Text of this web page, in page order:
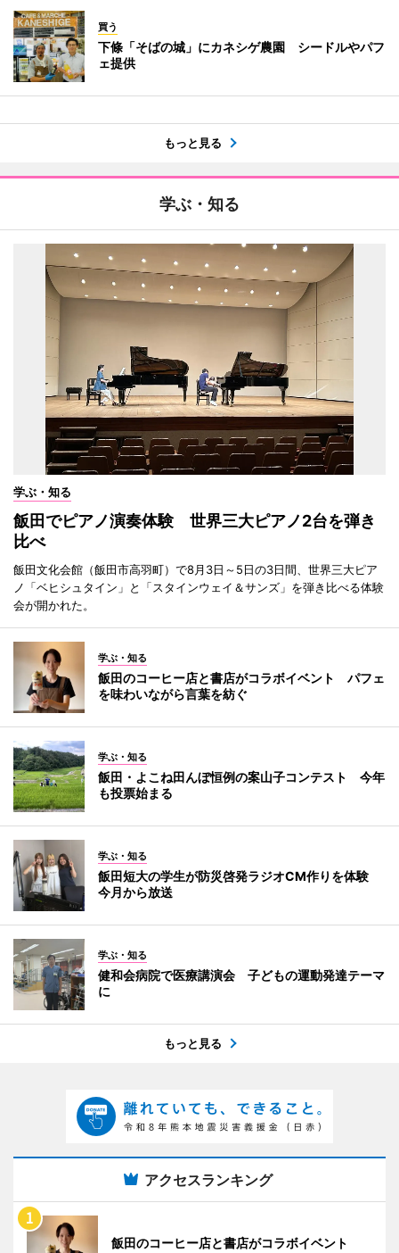
買う
下條「そばの城」にカネシゲ農園 シードルやパフ
ェ提供
もっと見る
学ぶ・知る
学ぶ・知る
飯田でピアノ演奏体験 世界三大ピアノ2台を弾き
比べ
飯田文化会館（飯田市高羽町）で8月3日～5日の3日間、世界三大ピア
ノ「ベヒシュタイン」と「スタインウェイ＆サンズ」を弾き比べる体験
会が開かれた。
学ぶ・知る
飯田のコーヒー店と書店がコラボイベント パフェ
を味わいながら言葉を紡ぐ
学ぶ・知る
飯田・よこね田んぼ恒例の案山子コンテスト 今年
も投票始まる
学ぶ・知る
飯田短大の学生が防災啓発ラジオCM作りを体験
今月から放送
学ぶ・知る
健和会病院で医療講演会 子どもの運動発達テーマ
に
もっと見る
アクセスランキング
飯田のコーヒー店と書店がコラボイベント